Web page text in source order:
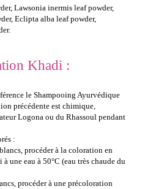
Lawsonia inermis leaf powder,
Eclipta alba leaf powder,
Khadi :
le Shampooing Ayurvédique
précédente est chimique,
Logona ou du Rhassoul pendant
:
procéder à la coloration en
une eau à 50°C (eau très chaude du
procéder à une précoloration